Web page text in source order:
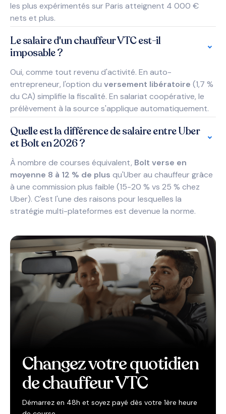
les plus expérimentés sur Paris atteignent 4 000 €
nets et plus.
Le salaire d'un chauffeur VTC est-il
imposable ?
Oui, comme tout revenu d'activité. En auto-
entrepreneur, l'option du versement libératoire (1,7 %
du CA) simplifie la fiscalité. En salariat coopérative, le
prélèvement à la source s'applique automatiquement.
Quelle est la différence de salaire entre Uber
et Bolt en 2026 ?
À nombre de courses équivalent, Bolt verse en
moyenne 8 à 12 % de plus qu'Uber au chauffeur grâce
à une commission plus faible (15-20 % vs 25 % chez
Uber). C'est l'une des raisons pour lesquelles la
stratégie multi-plateformes est devenue la norme.
Changez votre quotidien
de chauffeur VTC
Démarrez en 48h et soyez payé dès votre 1ère heure